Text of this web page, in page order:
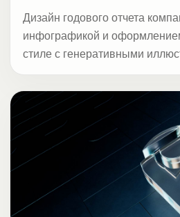
Дизайн годового отчета
инфографикой и
стиле с генеративными